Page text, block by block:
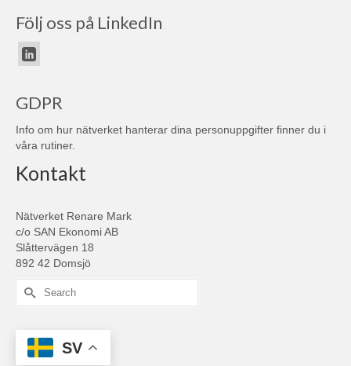
Följ oss på LinkedIn
GDPR
Info om hur nätverket hanterar dina personuppgifter finner du i
våra rutiner.
Kontakt
Nätverket Renare Mark
c/o SAN Ekonomi AB
Slåttervägen 18
892 42 Domsjö
Search
for:
SV